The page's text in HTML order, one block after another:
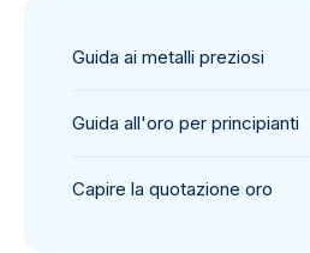
Guida ai metalli preziosi
Guida all'oro per principianti
Capire la quotazione oro